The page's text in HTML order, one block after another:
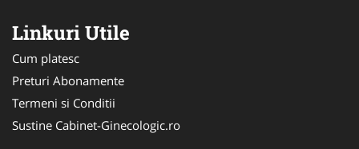
Linkuri Utile
Cum platesc
Preturi Abonamente
Termeni si Conditii
Sustine Cabinet-Ginecologic.ro